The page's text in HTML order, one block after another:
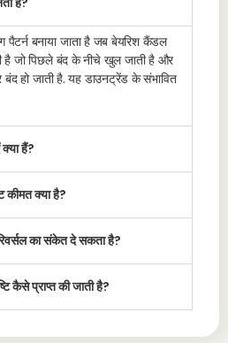
पैटर्न बनाया जाता है जब बेयरिश कैंडल
है जो पिछले बंद के नीचे खुल जाती है और
हो जाती है. यह डाउनट्रेंड के संभावित
क्या हैं?
कीमत क्या है?
का संकेत दे सकता है?
कैसे प्राप्त की जाती है?